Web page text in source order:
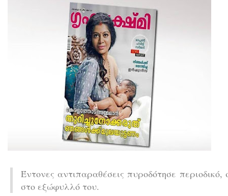
ζ
Έντονες αντιπαραθέσεις πυροδότησε
στο εξώφυλλό του.